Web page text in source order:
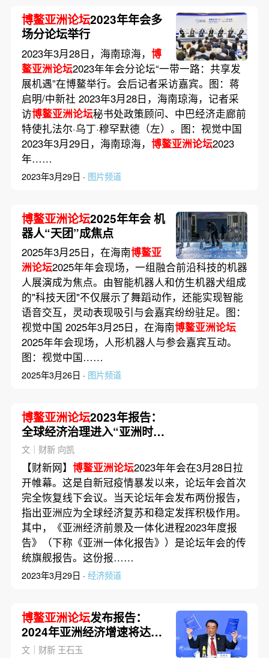
博鳌亚洲论坛2023年年会多
场分论坛举行
2023年3月28日，海南琼海， 博
鳌亚洲论坛2023年年会分论坛“一带一路：共享发
展机遇”在博鳌举行。会后记者采访嘉宾。图：蒋
启明/中新社 2023年3月28日，海南琼海，记者采
访博鳌亚洲论坛秘书处政策顾问、中巴经济走廊前
特使扎法尔·乌丁·穆罕默德（左）。图：视觉中国
2023年3月29日，海南琼海， 博鳌亚洲论坛2023
年……
2023年3月29日 · 图片频道
博鳌亚洲论坛2025年年会 机
器人“天团”成焦点
2025年3月25日，在海南博鳌亚
洲论坛2025年年会现场，一组融合前沿科技的机器
人展演成为焦点。由智能机器人和仿生机器犬组成
的"科技天团"不仅展示了舞蹈动作，还能实现智能
语音交互，灵动表现吸引与会嘉宾纷纷驻足。图：
视觉中国 2025年3月25日，在海南博鳌亚洲论坛
2025年年会现场，人形机器人与参会嘉宾互动。
图：视觉中国……
2025年3月26日 · 图片频道
博鳌亚洲论坛2023年报告：
全球经济治理进入“亚洲时
刻”
文｜财新 向凯
【财新网】 博鳌亚洲论坛2023年年会在3月28日拉
开帷幕。这是自新冠疫情暴发以来，论坛年会首次
完全恢复线下会议。当天论坛年会发布两份报告，
指出亚洲应为全球经济复苏和稳定发挥积极作用。
其中，《亚洲经济前景及一体化进程2023年度报
告》（下称《亚洲一体化报告》）是论坛年会的传
统旗舰报告。这份报……
2023年3月29日 · 经济频道
博鳌亚洲论坛发布报告：
2024年亚洲经济增速将达
4.5%
文｜财新 王石玉